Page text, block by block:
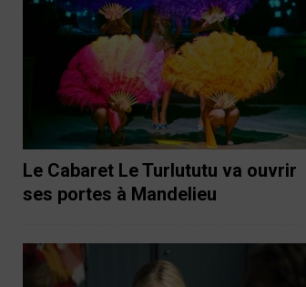
Le Cabaret Le Turlututu va ouvrir
ses portes à Mandelieu